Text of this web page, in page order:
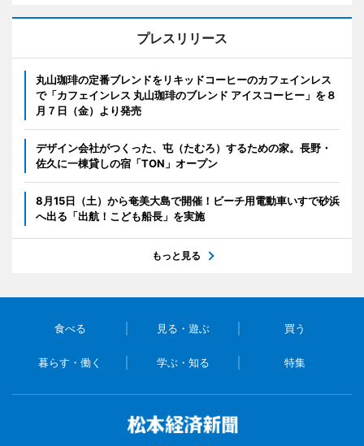
プレスリリース
丸山珈琲の定番ブレンドをリキッドコーヒーのカフェインレス
で「カフェインレス 丸山珈琲のブレンド アイスコーヒー」を８
月７日（金）より発売
デザイン会社がつくった、屯（たむろ）するための家。長野・
佐久に一棟貸しの宿「TON」オープン
8月15日（土）から奄美大島で開催！ビーチ用電動車いすで砂浜
へ出る「出航！こども船長」を実施
もっと見る
食べる 見る・遊ぶ 買う
暮らす・働く 学ぶ・知る 特集